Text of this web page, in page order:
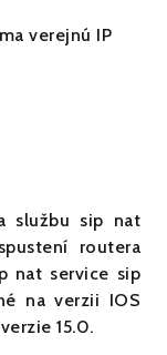
verejnú IP
službu sip nat
routera
nat service sip
na verzii IOS
15.0.